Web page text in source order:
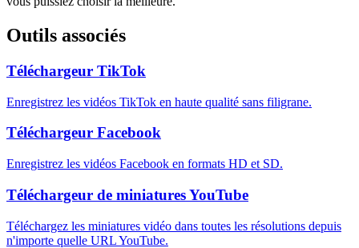
Outils associés
Téléchargeur TikTok
Enregistrez les vidéos TikTok en haute qualité sans filigrane.
Téléchargeur Facebook
Enregistrez les vidéos Facebook en formats HD et SD.
Téléchargeur de miniatures YouTube
Téléchargez les miniatures vidéo dans toutes les résolutions depuis
n'importe quelle URL YouTube.